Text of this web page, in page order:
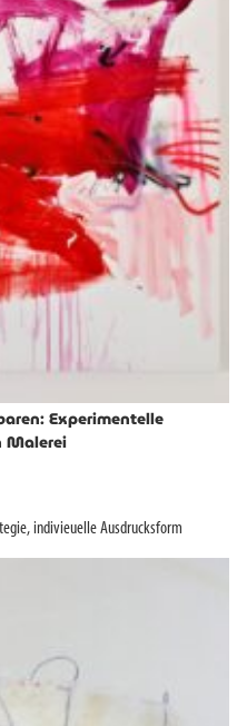
Experimentelle
Malerei
,indivieuelle Ausdrucksform